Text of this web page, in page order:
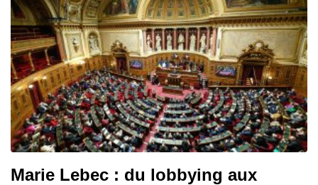
Marie Lebec : du lobbying aux